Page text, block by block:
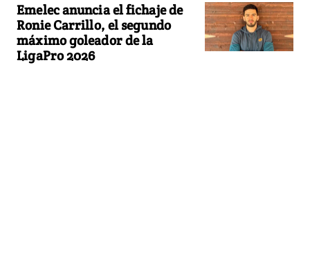
Emelec anuncia el fichaje de
Ronie Carrillo, el segundo
máximo goleador de la
LigaPro 2026